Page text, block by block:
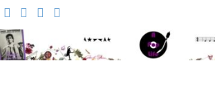
Search for: